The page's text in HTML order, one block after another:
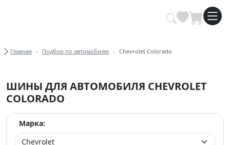
Купить автомобильные шины
Хлебные крошки
Главная Подбор по автомобилю Chevrolet Colorado
ШИНЫ ДЛЯ АВТОМОБИЛЯ CHEVROLET
COLORADO
Марка: